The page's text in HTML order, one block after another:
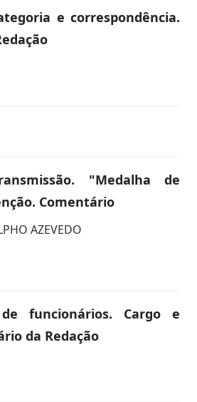
e correspondência.
"Medalha de
Comentário
AZEVEDO
de funcionários. Cargo e
da Redação